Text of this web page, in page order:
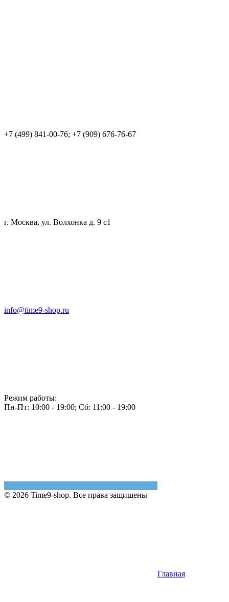
+7 (499) 841-00-76; +7 (909) 676-76-67
г. Москва, ул. Волхонка д. 9 с1
info@time9-shop.ru
Режим работы:
Пн-Пт: 10:00 - 19:00; Сб: 11:00 - 19:00
© 2026 Time9-shop. Все права защищены
Главная